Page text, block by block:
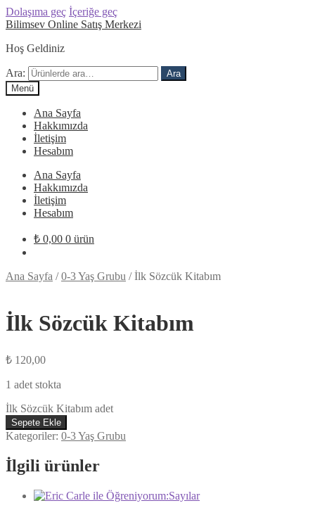
Dolaşıma geç İçeriğe geç
Bilimsev Online Satış Merkezi
Hoş Geldiniz
Ara:
Ara
Menü
Ana Sayfa
Hakkımızda
İletişim
Hesabım
Ana Sayfa
Hakkımızda
İletişim
Hesabım
₺ 0,00 0 ürün
Ana Sayfa /0-3 Yaş Grubu /İlk Sözcük Kitabım
İlk Sözcük Kitabım
₺ 120,00
1 adet stokta
İlk Sözcük Kitabım adet
Sepete Ekle
Kategoriler: 0-3 Yaş Grubu
İlgili ürünler